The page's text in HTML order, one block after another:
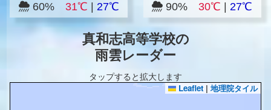
60% 31℃ 27℃ 90% 30℃ |27℃
真和志高等学校の
雨雲レーダー
タップすると拡大します
Leaflet | 地理院タイル